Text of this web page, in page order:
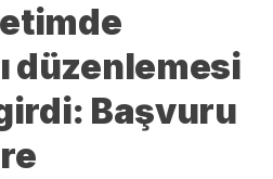
düzenlemesi
Başvuru